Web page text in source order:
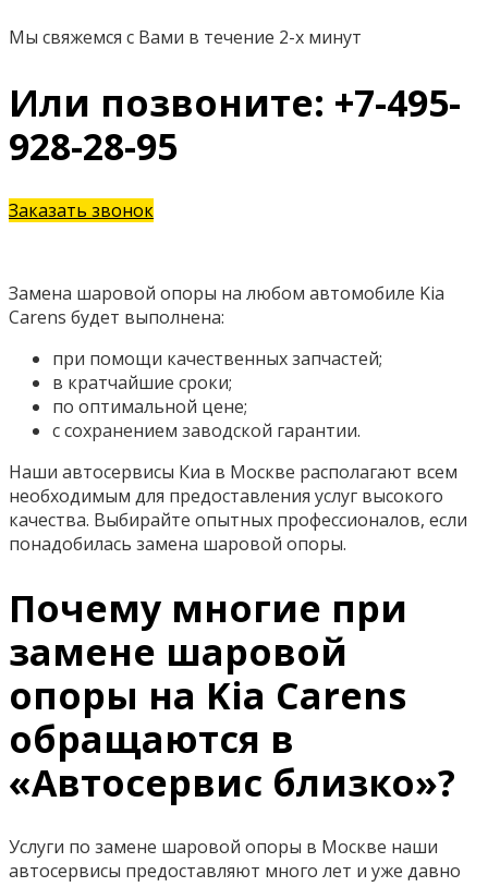
Мы свяжемся с Вами в течение 2-х минут
Или позвоните: +7-495-
928-28-95
Заказать звонок
Замена шаровой опоры на любом автомобиле Kia
Carens будет выполнена:
при помощи качественных запчастей;
в кратчайшие сроки;
по оптимальной цене;
с сохранением заводской гарантии.
Наши автосервисы Киа в Москве располагают всем
необходимым для предоставления услуг высокого
качества. Выбирайте опытных профессионалов, если
понадобилась замена шаровой опоры.
Почему многие при
замене шаровой
опоры на Kia Carens
обращаются в
«Автосервис близко»?
Услуги по замене шаровой опоры в Москве наши
автосервисы предоставляют много лет и уже давно